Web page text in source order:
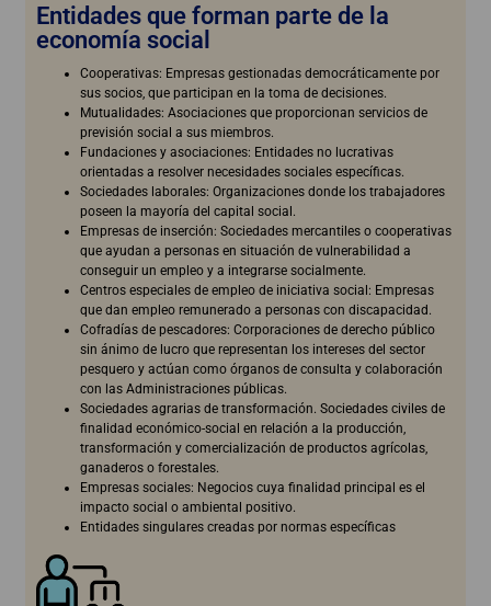
Entidades que forman parte de la
economía social
Cooperativas: Empresas gestionadas democráticamente por
sus socios, que participan en la toma de decisiones.
Mutualidades: Asociaciones que proporcionan servicios de
previsión social a sus miembros.
Fundaciones y asociaciones: Entidades no lucrativas
orientadas a resolver necesidades sociales específicas.
Sociedades laborales: Organizaciones donde los trabajadores
poseen la mayoría del capital social.
Empresas de inserción: Sociedades mercantiles o cooperativas
que ayudan a personas en situación de vulnerabilidad a
conseguir un empleo y a integrarse socialmente.
Centros especiales de empleo de iniciativa social: Empresas
que dan empleo remunerado a personas con discapacidad.
Cofradías de pescadores: Corporaciones de derecho público
sin ánimo de lucro que representan los intereses del sector
pesquero y actúan como órganos de consulta y colaboración
con las Administraciones públicas.
Sociedades agrarias de transformación. Sociedades civiles de
finalidad económico-social en relación a la producción,
transformación y comercialización de productos agrícolas,
ganaderos o forestales.
Empresas sociales: Negocios cuya finalidad principal es el
impacto social o ambiental positivo.
Entidades singulares creadas por normas específicas